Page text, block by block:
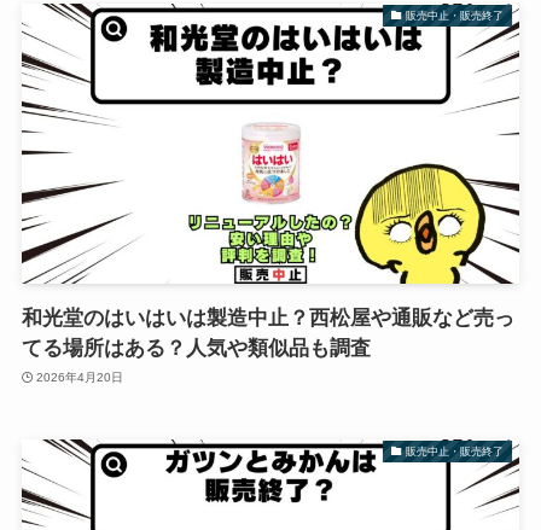
販売中止・販売終了
和光堂のはいはいは製造中止？西松屋や通販など売っ
てる場所はある？人気や類似品も調査
2026年4月20日
販売中止・販売終了